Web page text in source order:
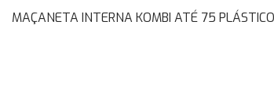
MAÇANETA INTERNA KOMBI ATÉ 75